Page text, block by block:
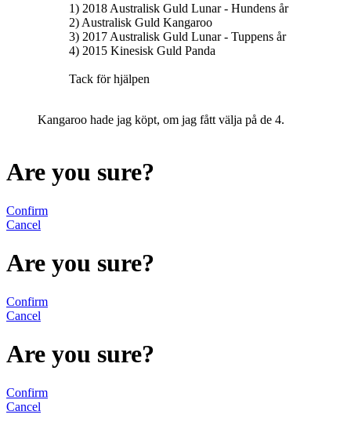
1) 2018 Australisk Guld Lunar - Hundens år
2) Australisk Guld Kangaroo
3) 2017 Australisk Guld Lunar - Tuppens år
4) 2015 Kinesisk Guld Panda
Tack för hjälpen
Kangaroo hade jag köpt, om jag fått välja på de 4.
Are you sure?
Confirm
Cancel
Are you sure?
Confirm
Cancel
Are you sure?
Confirm
Cancel